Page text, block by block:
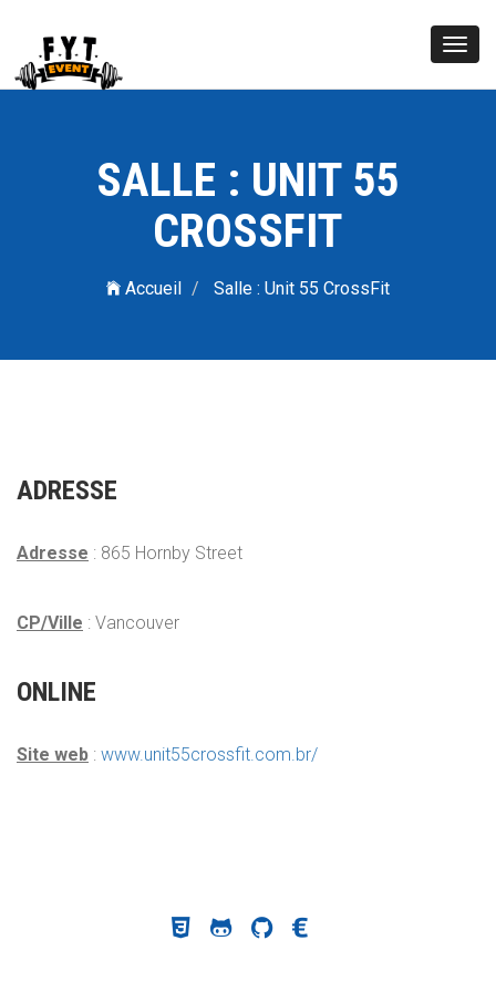
SALLE : UNIT 55
CROSSFIT
Accueil Salle : Unit 55 CrossFit
ADRESSE
Adresse : 865 Hornby Street
CP/Ville : Vancouver
ONLINE
Site web : www.unit55crossfit.com.br/